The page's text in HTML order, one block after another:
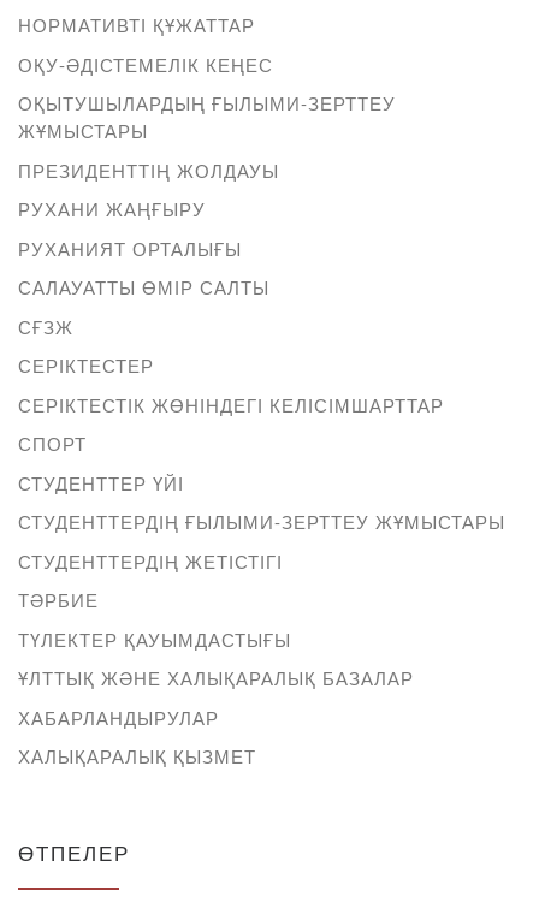
НОРМАТИВТІ ҚҰЖАТТАР
ОҚУ-ӘДІСТЕМЕЛІК КЕҢЕС
ОҚЫТУШЫЛАРДЫҢ ҒЫЛЫМИ-ЗЕРТТЕУ
ЖҰМЫСТАРЫ
ПРЕЗИДЕНТТІҢ ЖОЛДАУЫ
РУХАНИ ЖАҢҒЫРУ
РУХАНИЯТ ОРТАЛЫҒЫ
САЛАУАТТЫ ӨМІР САЛТЫ
СҒЗЖ
СЕРІКТЕСТЕР
СЕРІКТЕСТІК ЖӨНІНДЕГІ КЕЛІСІМШАРТТАР
СПОРТ
СТУДЕНТТЕР ҮЙІ
СТУДЕНТТЕРДІҢ ҒЫЛЫМИ-ЗЕРТТЕУ ЖҰМЫСТАРЫ
СТУДЕНТТЕРДІҢ ЖЕТІСТІГІ
ТӘРБИЕ
ТҮЛЕКТЕР ҚАУЫМДАСТЫҒЫ
ҰЛТТЫҚ ЖӘНЕ ХАЛЫҚАРАЛЫҚ БАЗАЛАР
ХАБАРЛАНДЫРУЛАР
ХАЛЫҚАРАЛЫҚ ҚЫЗМЕТ
ӨТПЕЛЕР